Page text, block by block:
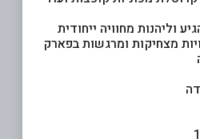
וליהנות מחוויה ייחודית
מצחיקות ומרגשות בפארק